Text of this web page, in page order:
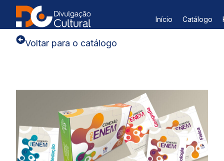
Início Catálogo
Voltar para o catálogo